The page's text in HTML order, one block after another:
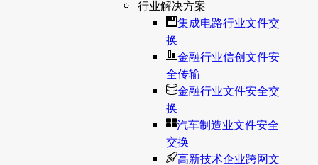
行业解决方案
集成电路行业文件交
换
金融行业信创文件安
全传输
金融行业文件安全交
换
汽车制造业文件安全
交换
高新技术企业跨网文